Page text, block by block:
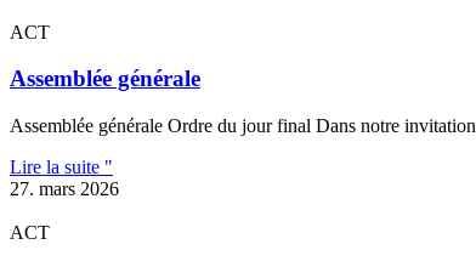
ACT
Assemblée générale
Assemblée générale Ordre du jour final Dans notre
Lire la suite "
27. mars 2026
ACT